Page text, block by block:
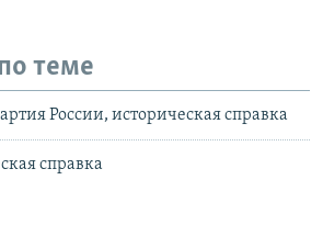
теме
России, историческая справка
справка